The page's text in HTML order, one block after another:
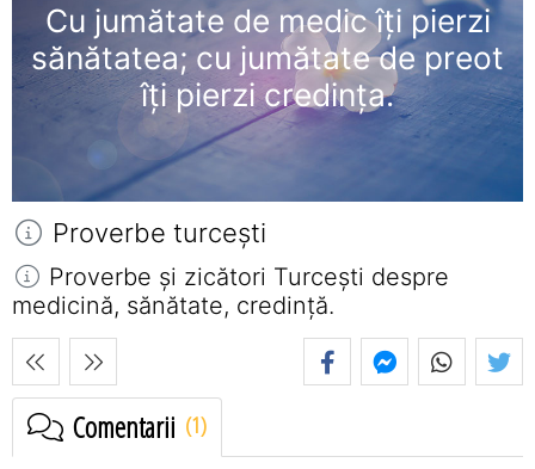
Cu jumătate de medic îţi pierzi
sănătatea; cu jumătate de preot
îţi pierzi credinţa.
Proverbe turceşti
Proverbe și zicători Turceşti despre
medicină, sănătate, credință.
Comentarii